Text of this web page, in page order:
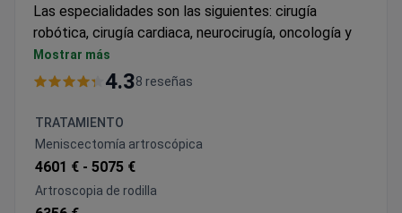
Las especialidades son las siguientes: cirugía
robótica, cirugía cardiaca, neurocirugía, oncología y
examen completo (chequeo).
El hospital coopera con las principales instituciones
Massachusetts (EE. UU.) y la Universidad de Harvard
(EE. UU.).
Mostrar más
4.38 reseñas
TRATAMIENTO
Meniscectomía artroscópica
4601 € - 5075 €
Artroscopia de rodilla